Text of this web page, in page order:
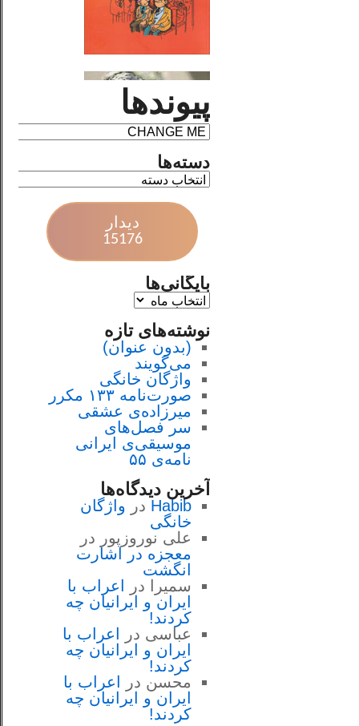
پیوندها
دسته‌ها
دیدار
15176
بایگانی‌ها
نوشته‌های تازه
(بدون عنوان)
می‌گویند
واژگان خانگی
صورت‌نامه ۱۳۳ مکرر
میرزاده‌ی عشقی
سر فصل‌هاى
موسيقى‌ی ايرانى
نامه‌ی ۵۵
آخرین دیدگاه‌ها
Habib در واژگان
خانگی
علی نوروزپور در
معجزه در اشارت
انگشت
سمیرا
در
اعراب با
ايران و ايرانيان چه
كردند!
عباسی در
اعراب با
ايران و ايرانيان چه
كردند!
محسن در
اعراب با
ايران و ايرانيان چه
كردند!